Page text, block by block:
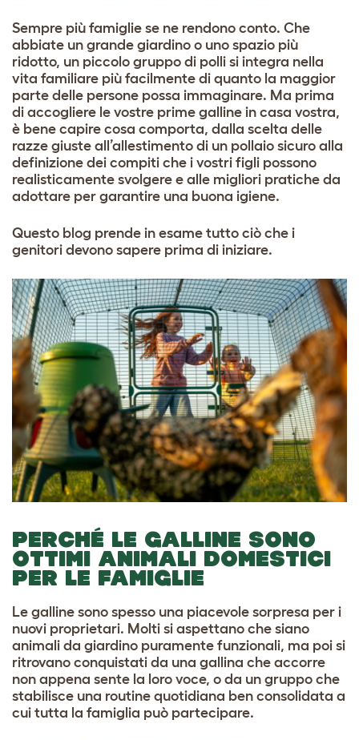
Sempre più famiglie se ne rendono conto. Che
abbiate un grande giardino o uno spazio più
ridotto, un piccolo gruppo di polli si integra nella
vita familiare più facilmente di quanto la maggior
parte delle persone possa immaginare. Ma prima
di accogliere le vostre prime galline in casa vostra,
è bene capire cosa comporta, dalla scelta delle
razze giuste all’allestimento di un pollaio sicuro alla
definizione dei compiti che i vostri figli possono
realisticamente svolgere e alle migliori pratiche da
adottare per garantire una buona igiene.
Questo blog prende in esame tutto ciò che i
genitori devono sapere prima di iniziare.
PERCHÉ LE GALLINE SONO
OTTIMI ANIMALI DOMESTICI
PER LE FAMIGLIE
Le galline sono spesso una piacevole sorpresa per i
nuovi proprietari. Molti si aspettano che siano
animali da giardino puramente funzionali, ma poi si
ritrovano conquistati da una gallina che accorre
non appena sente la loro voce, o da un gruppo che
stabilisce una routine quotidiana ben consolidata a
cui tutta la famiglia può partecipare.